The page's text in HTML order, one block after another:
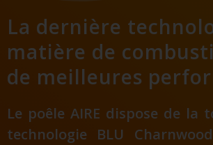
La dernière
matière de
de meilleures
Le poêle AIRE dispose de la
technologie BLU